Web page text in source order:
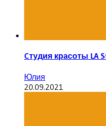
Cтудия красоты LA
Юлия
20.09.2021